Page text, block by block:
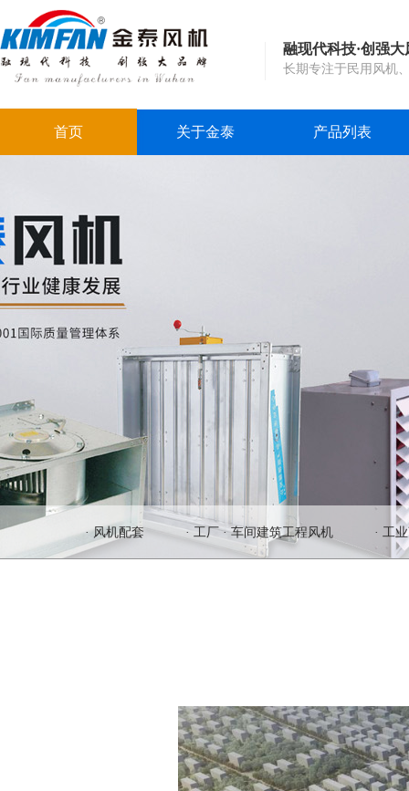
融现代科技·创强
长期专注于民用风机
首页 关于金泰 产品列表
· 风机配套 · 工厂 · 车间建筑工程风机 · 工